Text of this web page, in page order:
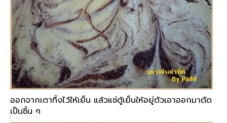
ออกจากเตาทิ้งไว้ให้เย็น แล้วแช่ตู้เย็นให้อยู่ตัวเอาออกมาตัด
เป็นชิ้น ๆ